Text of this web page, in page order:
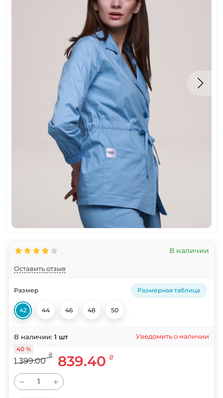
Оставить отзыв
В наличии
Размер Размерная таблица
42 44 46 48 50
В наличии: 1 шт Уведомить о наличии
1 399.00
₴ 839.40 ₴
40 %
− +